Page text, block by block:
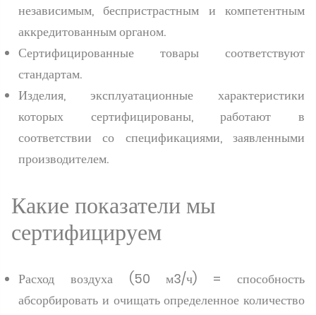
независимым, беспристрастным и компетентным
аккредитованным органом.
Сертифицированные товары соответствуют
стандартам.
Изделия, эксплуатационные характеристики
которых сертифицированы, работают в
соответствии со спецификациями, заявленными
производителем.
Какие показатели мы
сертифицируем
Расход воздуха (50 м3/ч) = способность
абсорбировать и очищать определенное количество